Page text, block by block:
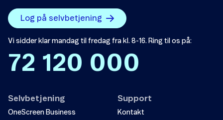
Log på selvbetjening
Vi sidder klar mandag til fredag fra kl. 8-16. Ring til os på:
72 120 000
Selvbetjening
OneScreen Business
Support
Kontakt